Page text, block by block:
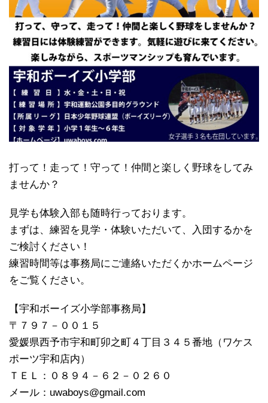
打って！走って！守って！仲間と楽しく野球をしてみ
ませんか？
見学も体験入部も随時行っております。
まずは、練習を見学・体験いただいて、入団するかを
ご検討ください！
練習時間等は事務局にご連絡いただくかホームページ
をご覧ください。
【宇和ボーイズ小学部事務局】
〒７９７－００１５
愛媛県西予市宇和町卯之町４丁目３４５番地（ワケス
ポーツ宇和店内）
ＴＥＬ：０８９４－６２－０２６０
メール：uwaboys@gmail.com